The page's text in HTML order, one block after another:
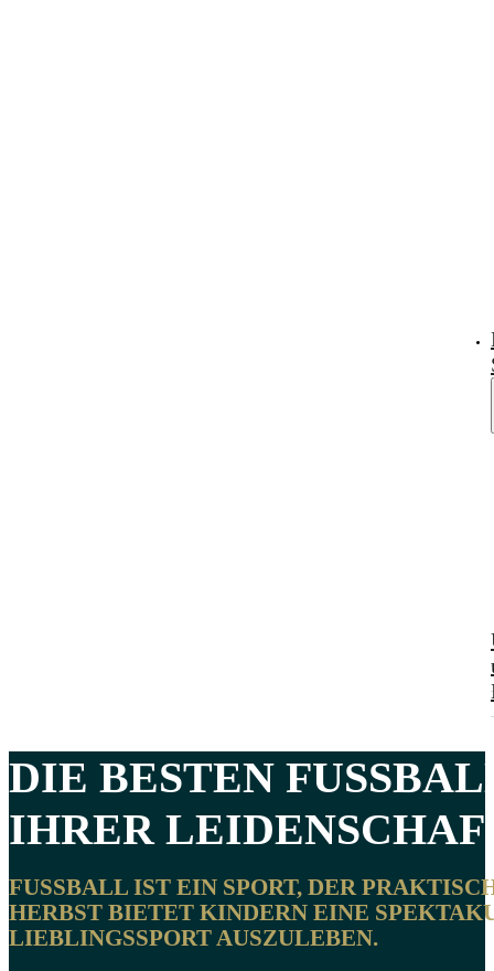
DIE BESTEN
IHRER
FUSSBALL IST EIN SPORT, DER
ERBST BIETET KINDERN EINE
IEBLINGSSPORT AUSZULEBEN.